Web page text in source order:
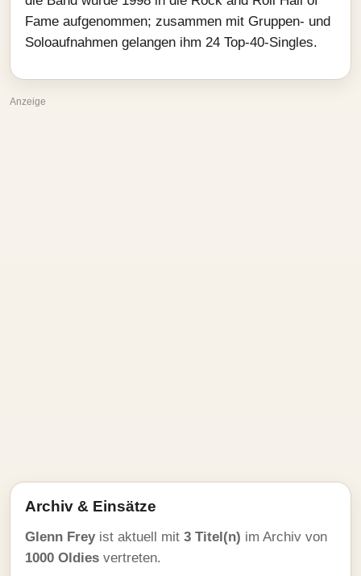
Fame aufgenommen; zusammen mit Gruppen- und
Soloaufnahmen gelangen ihm 24 Top-40-Singles.
Anzeige
Archiv & Einsätze
Glenn Freyist aktuell mit 3 Titel(n) im Archiv von
1000 Oldies vertreten.